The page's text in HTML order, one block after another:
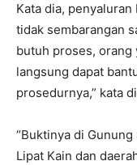
Kata dia,
tidak sembarangan
butuh proses, orang
langsung dapat
prosedurnya,” kata
“Buktinya di
Lipat Kain dan